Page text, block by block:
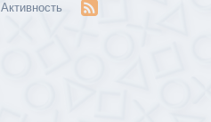
Активность